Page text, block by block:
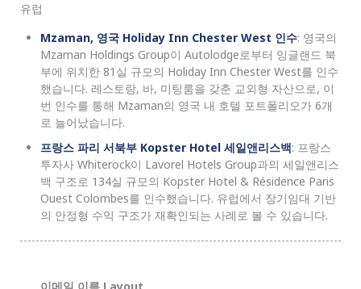
유럽
Mzaman, 영국 Holiday Inn Chester West 인수: 영국의
Mzaman Holdings Group이 Autolodge로부터 잉글랜드 북
부에 위치한 81실 규모의 Holiday Inn Chester West를 인수
했습니다. 레스토랑, 바, 미팅룸을 갖춘 교외형 자산으로, 이
번 인수를 통해 Mzaman의 영국 내 호텔 포트폴리오가 6개
로 늘어났습니다.
프랑스 파리 서북부 Kopster Hotel 세일앤리스백: 프랑스
투자사 Whiterock이 Lavorel Hotels Group과의 세일앤리스
백 구조로 134실 규모의 Kopster Hotel & Résidence Paris
Ouest Colombes를 인수했습니다. 유럽에서 장기임대 기반
의 안정형 수익 구조가 재확인되는 사례로 볼 수 있습니다.